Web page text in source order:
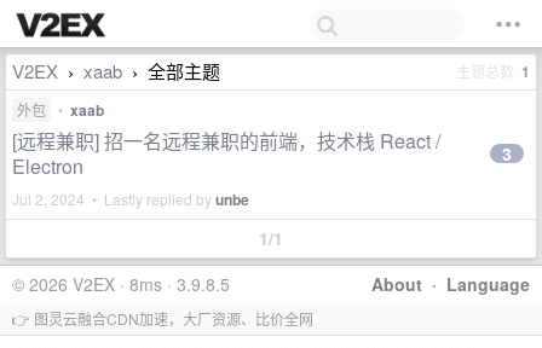
V2EX › xaab › 全部主题 主题总数 1
外包 • xaab
[远程兼职] 招一名远程兼职的前端，技术栈 React /
Electron
Jul 2, 2024 • Lastly replied byunbe
3
1/1
About · Language
© 2026 V2EX · 8ms · 3.9.8.5
👉 图灵云融合CDN加速，大厂资源、比价全网